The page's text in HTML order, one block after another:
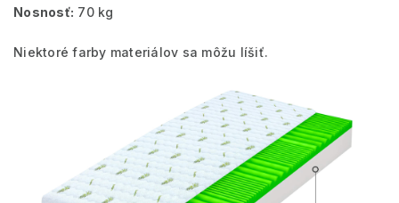
Nosnosť: 70 kg
Niektoré farby materiálov sa môžu líšiť.